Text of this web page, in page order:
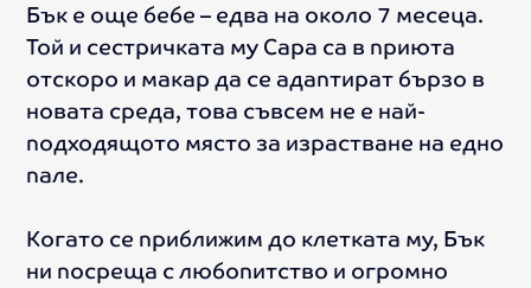
Бък е още бебе – едва на около 7 месеца.
Той и сестричката му Сара са в приюта
отскоро и макар да се адаптират бързо в
новата среда, това съвсем не е най-
подходящото място за израстване на едно
пале.
Когато се приближим до клетката му, Бък
ни посреща с любопитство и огромно